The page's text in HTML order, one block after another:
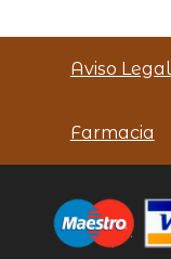
Aviso Legal
Farmacia